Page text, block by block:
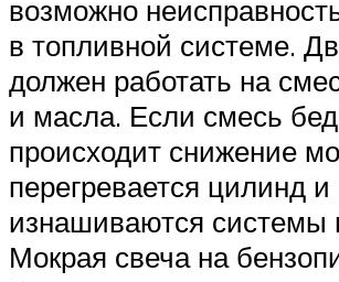
возможно
в топливной системе.
должен работать на
и масла. Если смесь
происходит снижение
перегревается цилинд и
изнашиваются системы
Мокрая свеча на